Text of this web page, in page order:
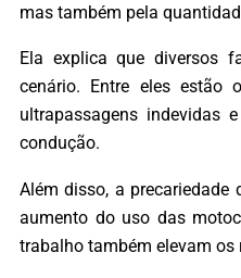
mas também pela
Ela explica que diversos
cenário. Entre eles estão
ultrapassagens indevidas
condução.
Além disso, a
aumento do uso das
trabalho também elevam os